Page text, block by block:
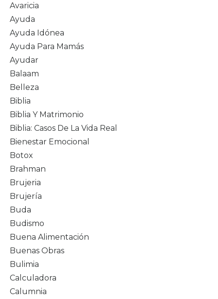
Avaricia
Ayuda
Ayuda Idónea
Ayuda Para Mamás
Ayudar
Balaam
Belleza
Biblia
Biblia Y Matrimonio
Biblia: Casos De La Vida Real
Bienestar Emocional
Botox
Brahman
Brujeria
Brujería
Buda
Budismo
Buena Alimentación
Buenas Obras
Bulimia
Calculadora
Calumnia